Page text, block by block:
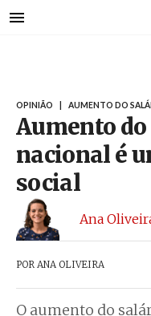
para
OPINIÃO AUMENTO DO
Aumento
nacional é
social
Ana
POR ANA OLIVEIRA
O aumento do